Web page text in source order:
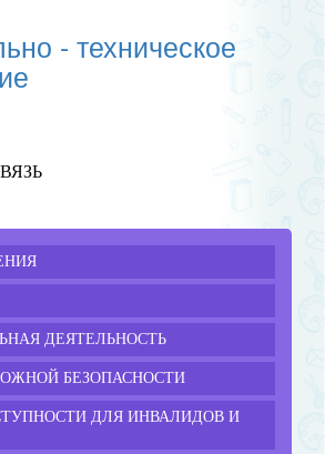
- техническое
ДЕЯТЕЛЬНОСТЬ
БЕЗОПАСНОСТИ
ДЛЯ ИНВАЛИДОВ И